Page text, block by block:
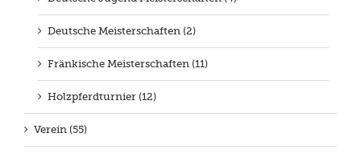
Deutsche Meisterschaften (2)
Fränkische Meisterschaften (11)
Holzpferdturnier (12)
Verein (55)